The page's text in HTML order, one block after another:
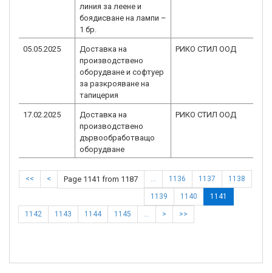
линия за леене и
боядисване на лампи –
1 бр.
05.05.2025
Доставка на
производствено
оборудване и софтуер
за разкрояване на
тапицерия
РИКО СТИЛ ООД
17.02.2025
Доставка на
производствено
дървообработващо
оборудване
РИКО СТИЛ ООД
<< < Page 1141 from 1187 … 1136 1137 1138
1139 1140 1141
1142 1143 1144 1145 … > >>